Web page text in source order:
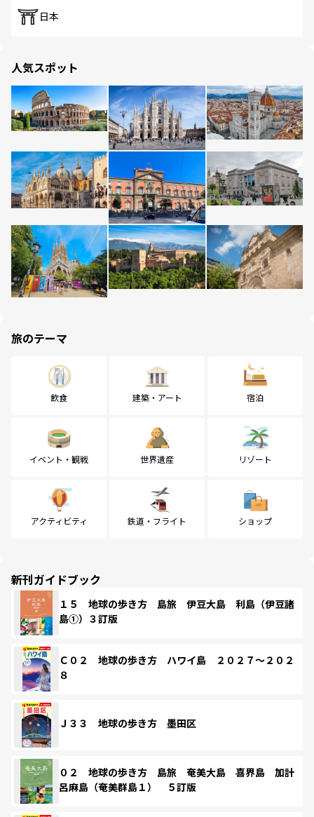
日本
人気スポット
旅のテーマ
飲食 建築・アート 宿泊
イベント・観戦 世界遺産 リゾート
アクティビティ 鉄道・フライト ショップ
新刊ガイドブック
１５ 地球の歩き方 島旅 伊豆大島 利島（伊豆諸
島①）３訂版
Ｃ０２ 地球の歩き方 ハワイ島 ２０２７～２０２
８
Ｊ３３ 地球の歩き方 墨田区
０２ 地球の歩き方 島旅 奄美大島 喜界島 加計
呂麻島（奄美群島１） ５訂版